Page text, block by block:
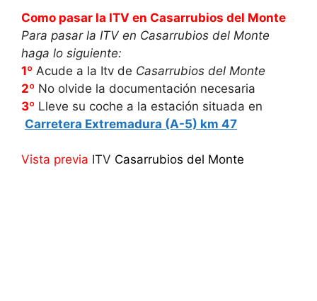
Como pasar la ITV en Casarrubios del Monte
Para pasar la ITV en Casarrubios del Monte
haga lo siguiente:
1º Acude a la Itv de Casarrubios del Monte
2º No olvide la documentación necesaria
3º Lleve su coche a la estación situada en
Carretera Extremadura (A-5) km 47
Vista previa ITV Casarrubios del Monte